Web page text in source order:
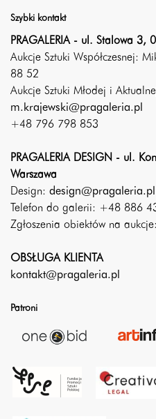
Szybki kontakt
PRAGALERIA - ul. Stalowa 3,
Aukcje Sztuki Współczesnej:
88 52
Aukcje Sztuki Młodej i
m.krajewski@pragaleria.pl
+48 796 798 853
PRAGALERIA DESIGN - ul.
Warszawa
Design: design@pragaleria.pl
Telefon do galerii: +48 886
Zgłoszenia obiektów na
OBSŁUGA KLIENTA
kontakt@pragaleria.pl
Patroni